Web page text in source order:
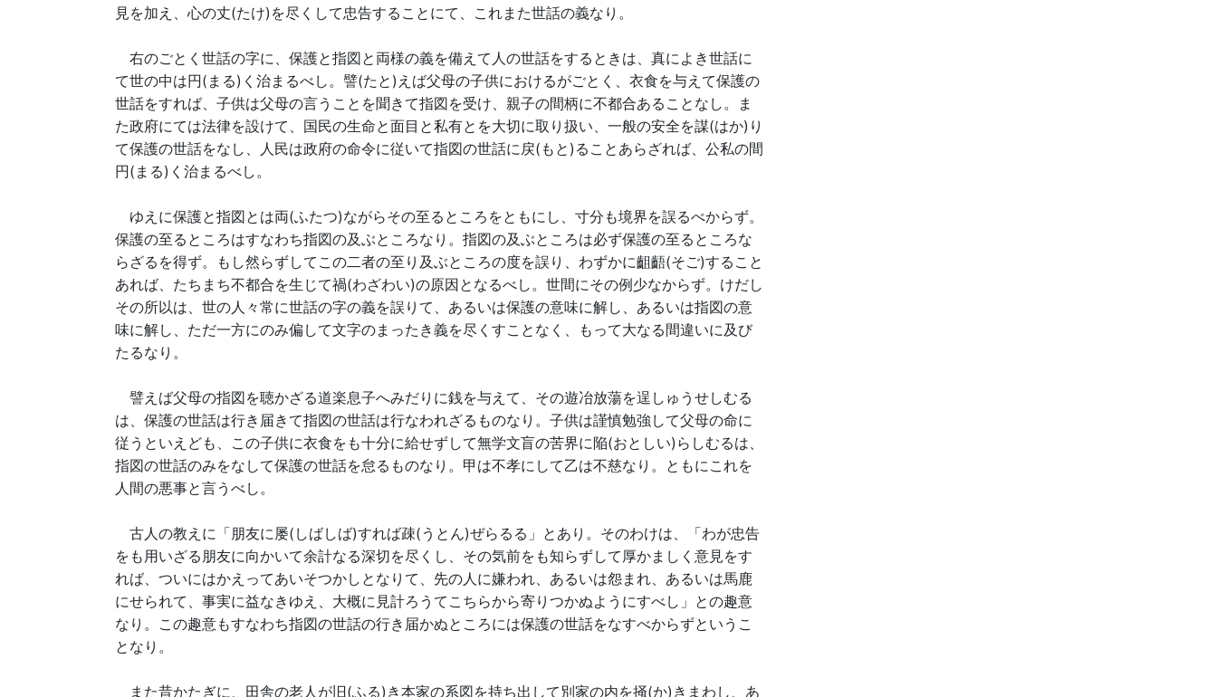
見を加え、心の丈(たけ)を尽くして忠告することにて、これまた世話の義なり。
右のごとく世話の字に、保護と指図と両様の義を備えて人の世話をするときは、真によき世話に
て世の中は円(まる)く治まるべし。譬(たと)えば父母の子供におけるがごとく、衣食を与えて保護の
世話をすれば、子供は父母の言うことを聞きて指図を受け、親子の間柄に不都合あることなし。ま
た政府にては法律を設けて、国民の生命と面目と私有とを大切に取り扱い、一般の安全を謀(はか)り
て保護の世話をなし、人民は政府の命令に従いて指図の世話に戻(もと)ることあらざれば、公私の間
円(まる)く治まるべし。
ゆえに保護と指図とは両(ふたつ)ながらその至るところをともにし、寸分も境界を誤るべからず。
保護の至るところはすなわち指図の及ぶところなり。指図の及ぶところは必ず保護の至るところな
らざるを得ず。もし然らずしてこの二者の至り及ぶところの度を誤り、わずかに齟齬(そご)すること
あれば、たちまち不都合を生じて禍(わざわい)の原因となるべし。世間にその例少なからず。けだし
その所以は、世の人々常に世話の字の義を誤りて、あるいは保護の意味に解し、あるいは指図の意
味に解し、ただ一方にのみ偏して文字のまったき義を尽くすことなく、もって大なる間違いに及び
たるなり。
譬えば父母の指図を聴かざる道楽息子へみだりに銭を与えて、その遊冶放蕩を逞しゅうせしむる
は、保護の世話は行き届きて指図の世話は行なわれざるものなり。子供は謹慎勉強して父母の命に
従うといえども、この子供に衣食をも十分に給せずして無学文盲の苦界に陥(おとしい)らしむるは、
指図の世話のみをなして保護の世話を怠るものなり。甲は不孝にして乙は不慈なり。ともにこれを
人間の悪事と言うべし。
古人の教えに「朋友に屡(しばしば)すれば疎(うとん)ぜらるる」とあり。そのわけは、「わが忠告
をも用いざる朋友に向かいて余計なる深切を尽くし、その気前をも知らずして厚かましく意見をす
れば、ついにはかえってあいそつかしとなりて、先の人に嫌われ、あるいは怨まれ、あるいは馬鹿
にせられて、事実に益なきゆえ、大概に見計ろうてこちらから寄りつかぬようにすべし」との趣意
なり。この趣意もすなわち指図の世話の行き届かぬところには保護の世話をなすべからずというこ
となり。
また昔かたぎに、田舎の老人が旧(ふる)き本家の系図を持ち出して別家の内を掻(か)きまわし、あ